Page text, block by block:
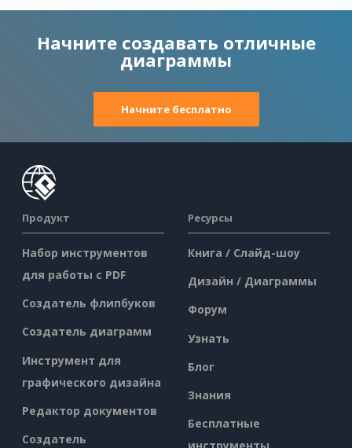
Начните создавать отличные
диаграммы
Начните бесплатно
Продукт
Набор инструментов
для работы с PDF
Создатель флипбуков
Создатель диаграмм
Инструмент для
графического дизайна
Редактор документов
Создатель
Ресурсы
Книга / Слайд-шоу
Дизайн / Диаграммы
Форум
Узнать
Блог
Знания
Бесплатные